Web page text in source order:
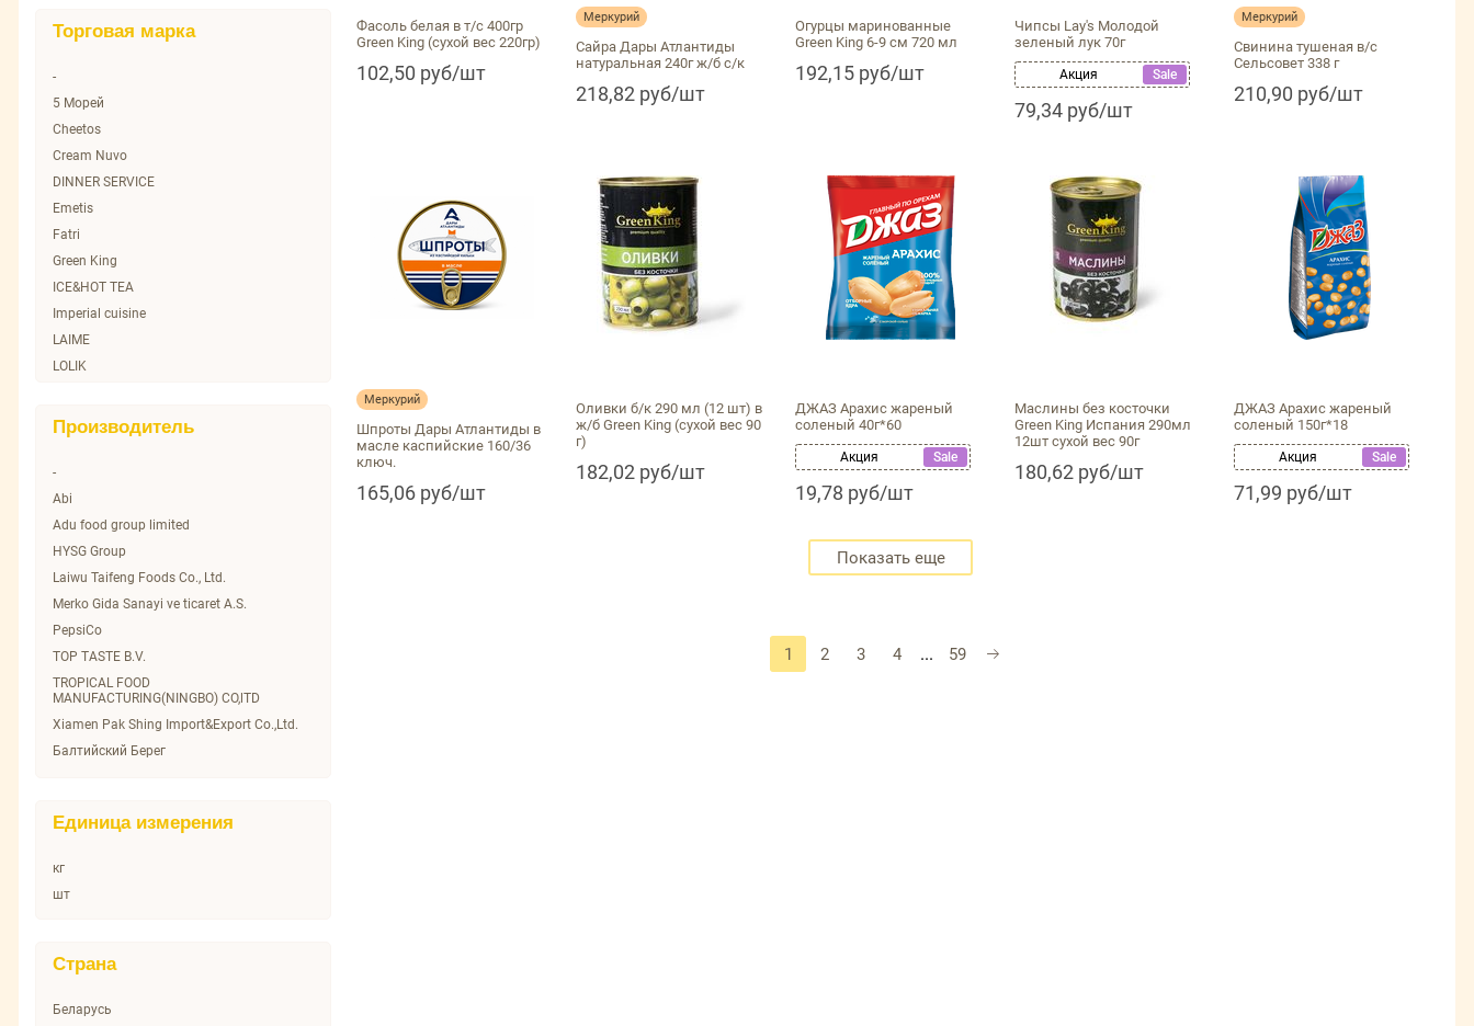
Торговая марка
-
5 Морей
Cheetos
Cream Nuvo
DINNER SERVICE
Emetis
Fatri
Green King
ICE&HOT TEA
Imperial cuisine
LAIME
LOLIK
MultiCook
O Sole mio
SUNFEEL
YAKIMAL
Арикон
Балтийский Берег
Баринофф
Бизнес Ланч
Богатовское золото
Бояринъ
Вкусные Консервы
Дары Природы
Доширак
Еврофрут
Морское содружество
Производитель
-
Abi
Adu food group limited
HYSG Group
Laiwu Taifeng Foods Co., Ltd.
Merko Gida Sanayi ve ticaret A.S.
PepsiCo
TOP TASTE B.V.
TROPICAL FOOD
MANUFACTURING(NINGBO) CO,lTD
Xiamen Pak Shing Import&Export Co.,Ltd.
Балтийский Берег
Богатовский маслоэкстрационный
завод ООО
Маслодельно-сыродельный комбинат
ООО "Богатовский
Единица измерения
кг
шт
Страна
Беларусь
Фасоль белая в т/с 400гр
Green King (сухой вес 220гр)
102,50 руб/шт
Меркурий
Сайра Дары Атлантиды
натуральная 240г ж/б с/к
218,82 руб/шт
Огурцы маринованные
Green King 6-9 см 720 мл
192,15 руб/шт
Чипсы Lay's Молодой
зеленый лук 70г
Акция Sale
79,34 руб/шт
Меркурий
Свинина тушеная в/с
Сельсовет 338 г
210,90 руб/шт
Меркурий
Шпроты Дары Атлантиды в
масле каспийские 160/36
ключ.
165,06 руб/шт
Оливки б/к 290 мл (12 шт) в
ж/б Green King (сухой вес 90
г)
182,02 руб/шт
ДЖАЗ Арахис жареный
соленый 40г*60
Акция Sale
19,78 руб/шт
Маслины без косточки
Green King Испания 290мл
12шт сухой вес 90г
180,62 руб/шт
ДЖАЗ Арахис жареный
соленый 150г*18
Акция Sale
71,99 руб/шт
Показать еще
1 2 3 4 ... 59